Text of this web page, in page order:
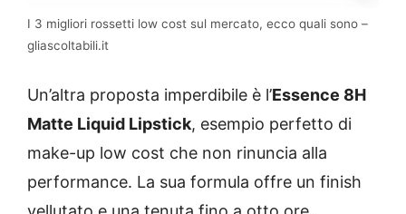
I 3 migliori rossetti low cost sul mercato, ecco quali sono –
gliascoltabili.it
Un’altra proposta imperdibile è l’Essence 8H
Matte Liquid Lipstick, esempio perfetto di
make-up low cost che non rinuncia alla
performance. La sua formula offre un finish